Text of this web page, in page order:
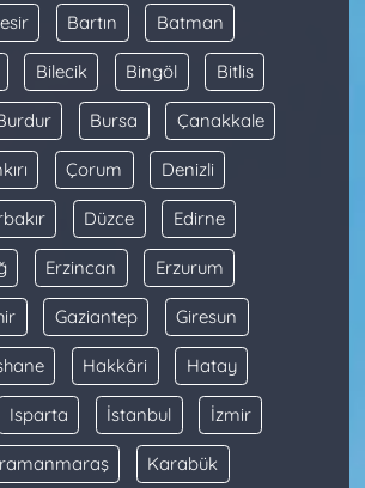
Bartın Batman
Bilecik Bingöl Bitlis
Bursa Çanakkale
Çorum Denizli
Düzce Edirne
Erzincan Erzurum
Gaziantep Giresun
Hakkâri Hatay
Isparta İstanbul İzmir
Karabük